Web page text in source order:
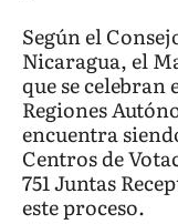
Según el
Nicaragua, el
que se celebran
Regiones
encuentra
Centros de
751 Juntas
este proceso.